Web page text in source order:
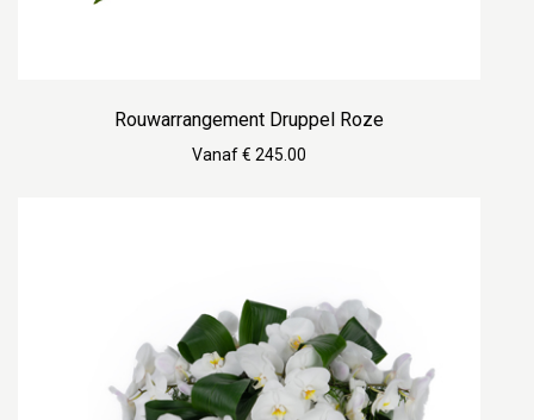
Rouwarrangement Druppel Roze
Vanaf € 245.00